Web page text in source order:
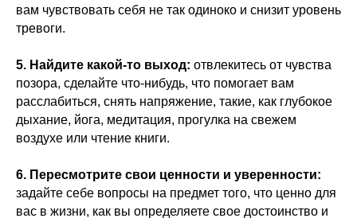
вам чувствовать себя не так одиноко и снизит уровень
тревоги.
5. Найдите какой-то выход: отвлекитесь от чувства
позора, сделайте что-нибудь, что помогает вам
расслабиться, снять напряжение, такие, как глубокое
дыхание, йога, медитация, прогулка на свежем
воздухе или чтение книги.
6. Пересмотрите свои ценности и уверенности:
задайте себе вопросы на предмет того, что ценно для
вас в жизни, как вы определяете свое достоинство и